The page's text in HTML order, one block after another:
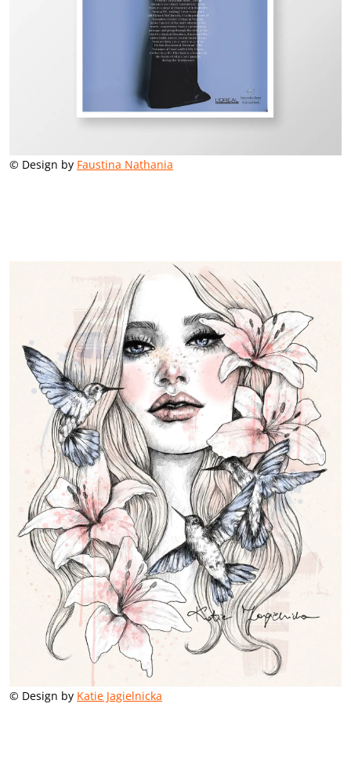
© Design by Faustina Nathania
© Design by Katie Jagielnicka